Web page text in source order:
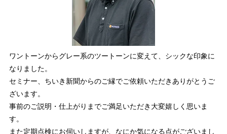
ワントーンからグレー系のツートーンに変えて、シックな印象に
なりました。
セミナー、ちいき新聞からのご縁でご依頼いただきありがとうご
ざいます。
事前のご説明・仕上がりまでご満足いただき大変嬉しく思いま
す。
また定期点検にお伺いしますが、なにか気になる点がございまし